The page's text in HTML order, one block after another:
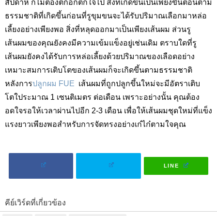
สัปดาห์ ก็ไม่ต้องตกอกตกใจไป สิ่งที่เกิดขึ้นเป็นเพียงขั้นตอนตาม
ธรรมชาติที่เกิดขึ้นก่อนที่รูขุมขนจะได้รับปริมาณเลือกมาหล่อ
เลี้ยงอย่างเพียงพอ สิ่งที่หลุดออกมาเป็นเพียงเส้นผม ส่วนรู
เส้นผมของคุณยังคงมีความเข้มแข็งอยู่เช่นเดิม ตราบใดที่รู
เส้นผมยังคงได้รับการหล่อเลี้ยงด้วยปริมาณของเลือดอย่าง
เหมาะสมการเติบโตของเส้นผมก็จะเกิดขึ้นตามธรรมชาติ
หลังการปลูกผม FUE เส้นผมที่ถูกปลูกขึ้นใหม่จะมีอัตราเติบ
โตใประมาณ 1 เซนติเมตร ต่อเดือน เพราะอย่างนั้น คุณต้อง
อดใจรอให้เวลาผ่านไปอีก 2-3 เดือน เพื่อให้เส้นผมชุดใหม่ที่แข็ง
แรงยาวเพียงพอสำหรับการจัดทรงอย่างเก๋ไก๋ตามใจคุณ
LINE
คีย์เวิร์ดที่เกี่ยวข้อง